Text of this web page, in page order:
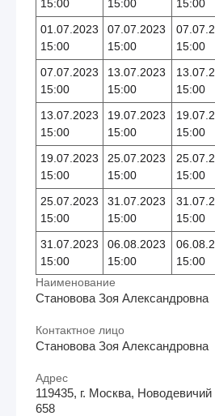
15:00
15:00
15:00
01.07.2023
15:00
07.07.2023
15:00
15:00
07.07.2023
15:00
13.07.2023
15:00
15:00
13.07.2023
15:00
19.07.2023
15:00
15:00
19.07.2023
15:00
25.07.2023
15:00
15:00
25.07.2023
15:00
31.07.2023
15:00
15:00
31.07.2023
15:00
06.08.2023
15:00
15:00
Наименование
Становова Зоя Александровна
Контактное лицо
Становова Зоя Александровна
Адрес
119435, г. Москва,
658